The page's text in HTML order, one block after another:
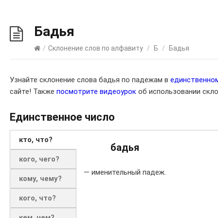
Бадья
/ Склонение слов по алфавиту / Б / Бадья
Узнайте склонение слова бадья по падежам в
сайте! Также посмотрите видеоурок об использовании
Единственное число
кто, что?
кого, чего?
кому, чему?
кого, что?
бадья
— именительный падеж.